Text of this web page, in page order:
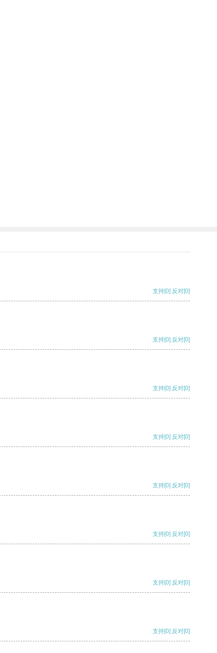
支持[0] 反对[0]
支持[0] 反对[0]
支持[0] 反对[0]
支持[0] 反对[0]
支持[0] 反对[0]
支持[0] 反对[0]
支持[0] 反对[0]
支持[0] 反对[0]